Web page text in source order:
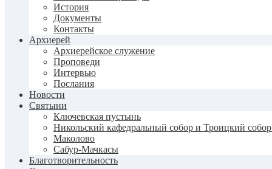
История
Документы
Контакты
Архиерей
Архиерейское служение
Проповеди
Интервью
Послания
Новости
Святыни
Ключевская пустынь
Никольский кафедральный собор и Троицкий собор
Маколово
Сабур-Мачкасы
Благотворительность